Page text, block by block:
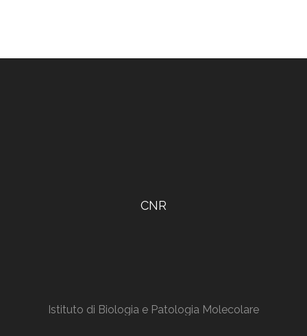
CNR
Istituto di Biologia e Patologia Molecolare